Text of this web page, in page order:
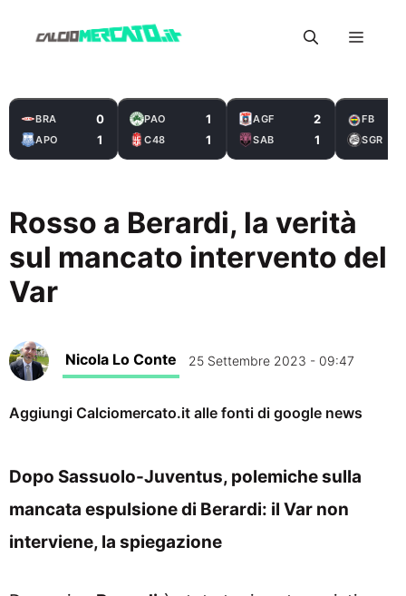
Menu
BRA 0
APO 1
PAO 1
C48 1
AGF 2
SAB 1
FB
SGR
Rosso a Berardi, la verità
sul mancato intervento del
Var
Nicola Lo Conte 25 Settembre 2023 - 09:47
Aggiungi Calciomercato.it alle fonti di google news
Dopo Sassuolo-Juventus, polemiche sulla
mancata espulsione di Berardi: il Var non
interviene, la spiegazione